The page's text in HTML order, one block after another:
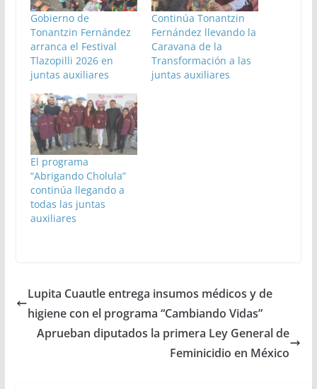
Gobierno de
Tonantzin Fernández
arranca el Festival
Tlazopilli 2026 en
juntas auxiliares
Continúa Tonantzin
Fernández llevando la
Caravana de la
Transformación a las
juntas auxiliares
El programa
“Abrigando Cholula”
continúa llegando a
todas las juntas
auxiliares
Lupita Cuautle entrega insumos médicos y de
higiene con el programa “Cambiando Vidas”
Aprueban diputados la primera Ley General de
Feminicidio en México